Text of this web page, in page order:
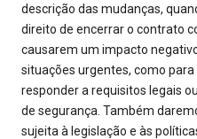
descrição das mudanças,
direito de encerrar o contrato
causarem um impacto
situações urgentes, como
responder a requisitos legais
de segurança. Também
sujeita à legislação e às